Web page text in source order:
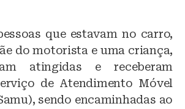
que estavam no carro,
do motorista e uma criança,
atingidas e receberam
de Atendimento Móvel
sendo encaminhadas ao